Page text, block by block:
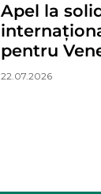
Apel la
pentru
22.07.2026